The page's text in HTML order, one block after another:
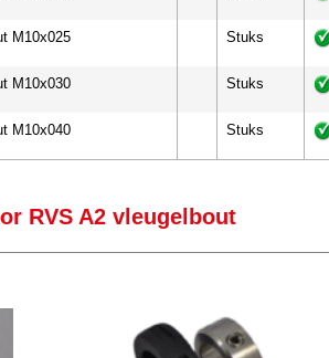
M10x025 Stuks
M10x030 Stuks
M10x040 Stuks
RVS A2 vleugelbout